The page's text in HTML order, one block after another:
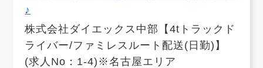
♪
株式会社ダイエックス中部【4tトラックド
ライバー/ファミレスルート配送(日勤)】
(求人No：1-4)※名古屋エリア